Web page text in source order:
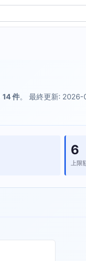
14 件。 最終更新: 2026-
6
上限